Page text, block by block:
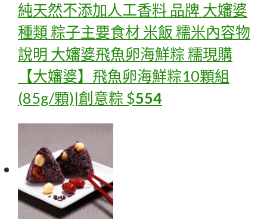
純天然不添加人工香料 品牌 大嬸婆
種類 粽子主要食材 米飯 糯米內容物
說明 大嬸婆飛魚卵海鮮粽 糯現購
【大嬸婆】飛魚卵海鮮粽10顆組
(85g/顆)|創意粽 $554